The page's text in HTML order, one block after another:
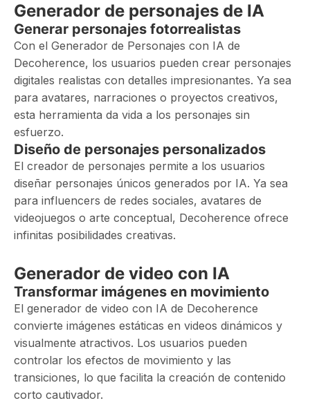
Generador de personajes de IA
Generar personajes fotorrealistas
Con el Generador de Personajes con IA de
Decoherence, los usuarios pueden crear personajes
digitales realistas con detalles impresionantes. Ya sea
para avatares, narraciones o proyectos creativos,
esta herramienta da vida a los personajes sin
esfuerzo.
Diseño de personajes personalizados
El creador de personajes permite a los usuarios
diseñar personajes únicos generados por IA. Ya sea
para influencers de redes sociales, avatares de
videojuegos o arte conceptual, Decoherence ofrece
infinitas posibilidades creativas.
Generador de video con IA
Transformar imágenes en movimiento
El generador de video con IA de Decoherence
convierte imágenes estáticas en videos dinámicos y
visualmente atractivos. Los usuarios pueden
controlar los efectos de movimiento y las
transiciones, lo que facilita la creación de contenido
corto cautivador.